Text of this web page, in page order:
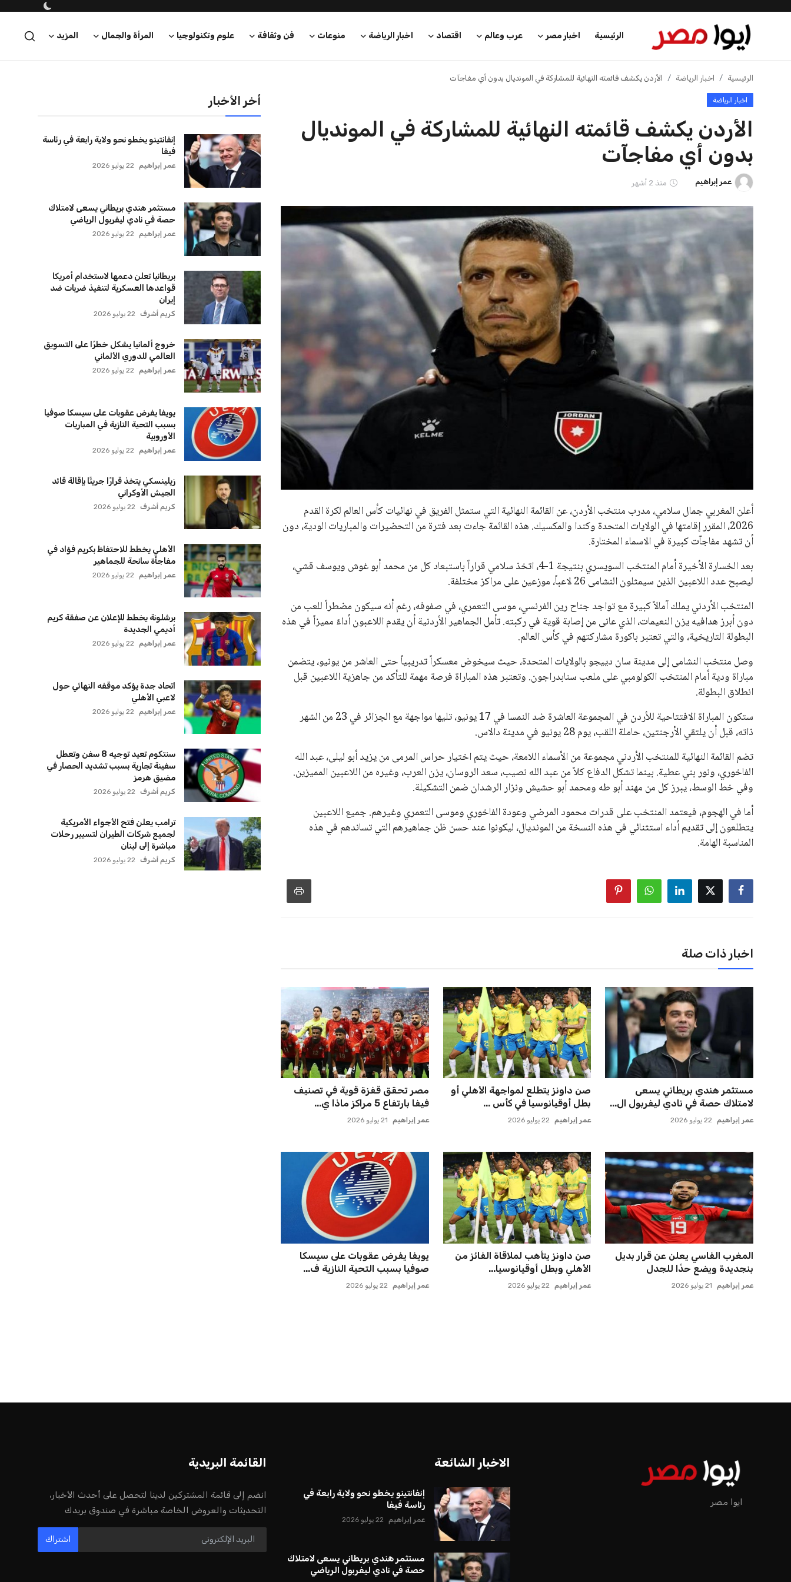
الرئيسية اخبار مصر عرب وعالم اقتصاد اخبار الرياضة منوعات فن وثقافة علوم وتكنولوجيا المرأة والجمال المزيد
الرئيسية
اخبار مصر
عرب وعالم
اخبار الرياضة
فن وثقافة
علوم وتكنولوجيا
المرأة والجمال
الرئيسية اخبار الرياضة الأردن يكشف قائمته النهائية للمشاركة في المونديال بدون أي مفاجآت
اخبار الرياضة
الأردن يكشف قائمته النهائية للمشاركة في المونديال
بدون أي مفاجآت
عمر إبراهيم منذ 2 أشهر
أعلن المغربي جمال سلامي، مدرب منتخب الأردن، عن القائمة النهائية التي ستمثل الفريق في نهائيات كأس العالم لكرة القدم
2026، المقرر إقامتها في الولايات المتحدة وكندا والمكسيك. هذه القائمة جاءت بعد فترة من التحضيرات والمباريات الودية، دون
أن تشهد مفاجآت كبيرة في الاسماء المختارة.
بعد الخسارة الأخيرة أمام المنتخب السويسري بنتيجة 1-4، اتخذ سلامي قراراً باستبعاد كل من محمد أبو غوش ويوسف قشي،
ليصبح عدد اللاعبين الذين سيمثلون النشامى 26 لاعباً، موزعين على مراكز مختلفة.
المنتخب الأردني يملك آمالاً كبيرة مع تواجد جناح رين الفرنسي، موسى التعمري، في صفوفه، رغم أنه سيكون مضطراً للعب من
دون أبرز هدافيه يزن النعيمات، الذي عانى من إصابة قوية في ركبته. تأمل الجماهير الأردنية أن يقدم اللاعبون أداءً مميزاً في هذه
البطولة التاريخية، والتي تعتبر باكورة مشاركتهم في كأس العالم.
وصل منتخب النشامى إلى مدينة سان دييجو بالولايات المتحدة، حيث سيخوض معسكراً تدريبياً حتى العاشر من يونيو، يتضمن
مباراة ودية أمام المنتخب الكولومبي على ملعب سنابدراجون. وتعتبر هذه المباراة فرصة مهمة للتأكد من جاهزية اللاعبين قبل
انطلاق البطولة.
ستكون المباراة الافتتاحية للأردن في المجموعة العاشرة ضد النمسا في 17 يونيو، تليها مواجهة مع الجزائر في 23 من الشهر
ذاته، قبل أن يلتقي الأرجنتين، حاملة اللقب، يوم 28 يونيو في مدينة دالاس.
تضم القائمة النهائية للمنتخب الأردني مجموعة من الأسماء اللامعة، حيث يتم اختيار حراس المرمى من يزيد أبو ليلى، عبد الله
الفاخوري، ونور بني عطية. بينما تشكل الدفاع كلاً من عبد الله نصيب، سعد الروسان، يزن العرب، وغيره من اللاعبين المميزين.
وفي خط الوسط، يبرز كل من مهند أبو طه ومحمد أبو حشيش ونزار الرشدان ضمن التشكيلة.
أما في الهجوم، فيعتمد المنتخب على قدرات محمود المرضي وعودة الفاخوري وموسى التعمري وغيرهم. جميع اللاعبين
يتطلعون إلى تقديم أداء استثنائي في هذه النسخة من المونديال، ليكونوا عند حسن ظن جماهيرهم التي تساندهم في هذه
المناسبة الهامة.
اخبار ذات صلة
مستثمر هندي بريطاني يسعى
لامتلاك حصة في نادي ليفربول ال...
عمر إبراهيم 22 يوليو 2026
صن داونز يتطلع لمواجهة الأهلي أو
بطل أوقيانوسيا في كأس ...
عمر إبراهيم 22 يوليو 2026
مصر تحقق قفزة قوية في تصنيف
فيفا بارتفاع 5 مراكز ماذا ي...
عمر إبراهيم 21 يوليو 2026
المغرب الفاسي يعلن عن قرار بديل
بنجديدة ويضع حدًا للجدل
عمر إبراهيم 21 يوليو 2026
صن داونز يتأهب لملاقاة الفائز من
الأهلي وبطل أوقيانوسيا...
عمر إبراهيم 22 يوليو 2026
يويفا يفرض عقوبات على سيسكا
صوفيا بسبب التحية النازية ف...
عمر إبراهيم 22 يوليو 2026
أخر الأخبار
إنفانتينو يخطو نحو ولاية رابعة في رئاسة
فيفا
عمر إبراهيم 22 يوليو 2026
مستثمر هندي بريطاني يسعى لامتلاك
حصة في نادي ليفربول الرياضي
عمر إبراهيم 22 يوليو 2026
بريطانيا تعلن دعمها لاستخدام أمريكا
قواعدها العسكرية لتنفيذ ضربات ضد
إيران
كريم أشرف 22 يوليو 2026
خروج ألمانيا يشكل خطرًا على التسويق
العالمي للدوري الألماني
عمر إبراهيم 22 يوليو 2026
يويفا يفرض عقوبات على سيسكا صوفيا
بسبب التحية النازية في المباريات
الأوروبية
عمر إبراهيم 22 يوليو 2026
زيلينسكي يتخذ قرارًا جريئًا بإقالة قائد
الجيش الأوكراني
كريم أشرف 22 يوليو 2026
الأهلي يخطط للاحتفاظ بكريم فؤاد في
مفاجأة سانحة للجماهير
عمر إبراهيم 22 يوليو 2026
برشلونة يخطط للإعلان عن صفقة كريم
أديمي الجديدة
عمر إبراهيم 22 يوليو 2026
اتحاد جدة يؤكد موقفه النهائي حول
لاعبي الأهلي
عمر إبراهيم 22 يوليو 2026
سنتكوم تعيد توجيه 8 سفن وتعطل
سفينة تجارية بسبب تشديد الحصار في
مضيق هرمز
كريم أشرف 22 يوليو 2026
ترامب يعلن فتح الأجواء الأمريكية
لجميع شركات الطيران لتسيير رحلات
مباشرة إلى لبنان
كريم أشرف 22 يوليو 2026
إنفانتينو يخطو نحو ولاية رابعة في رئاسة فيفا
عمر إبراهيم
عمر إبراهيم 22 يوليو 2026
مستثمر هندي بريطاني يسعى لامتلاك
حصة في نادي ليفربول الرياضي